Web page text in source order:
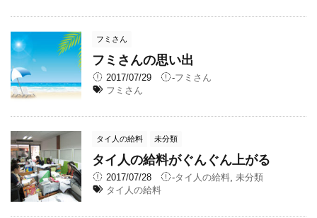
フミさん
フミさんの思い出
2017/07/29 -フミさん
フミさん
タイ人の給料 未分類
タイ人の給料がぐんぐん上がる
2017/07/28 -タイ人の給料, 未分類
タイ人の給料